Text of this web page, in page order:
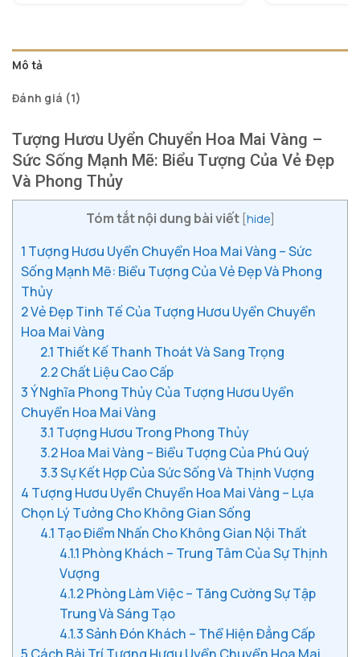
Mô tả
Đánh giá (1)
Tượng Hươu Uyển Chuyển Hoa Mai Vàng –
Sức Sống Mạnh Mẽ: Biểu Tượng Của Vẻ Đẹp
Và Phong Thủy
Tóm tắt nội dung bài viết [hide]
1 Tượng Hươu Uyển Chuyển Hoa Mai Vàng – Sức
Sống Mạnh Mẽ: Biểu Tượng Của Vẻ Đẹp Và Phong
Thủy
2Vẻ Đẹp Tinh Tế Của Tượng Hươu Uyển Chuyển
Hoa Mai Vàng
2.1 Thiết Kế Thanh Thoát Và Sang Trọng
2.2Chất Liệu Cao Cấp
3Ý Nghĩa Phong Thủy Của Tượng Hươu Uyển
Chuyển Hoa Mai Vàng
3.1 Tượng Hươu Trong Phong Thủy
3.2Hoa Mai Vàng – Biểu Tượng Của Phú Quý
3.3Sự Kết Hợp Của Sức Sống Và Thịnh Vượng
4 Tượng Hươu Uyển Chuyển Hoa Mai Vàng – Lựa
Chọn Lý Tưởng Cho Không Gian Sống
4.1 Tạo Điểm Nhấn Cho Không Gian Nội Thất
4.1.1 Phòng Khách – Trung Tâm Của Sự Thịnh
Vượng
4.1.2Phòng Làm Việc – Tăng Cường Sự Tập
Trung Và Sáng Tạo
4.1.3Sảnh Đón Khách – Thể Hiện Đẳng Cấp